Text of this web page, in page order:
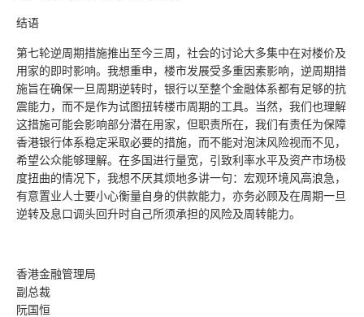
结语
第七轮逆周期措施推出至今三周，社会的讨论大多集中在对楼价及
用家的即时影响。我想重申，楼市发展受多重因素影响，逆周期措
施旨在确保一旦周期逆转时，银行以至整个金融体系都有足够的抗
震能力，而不是作为试图扭转楼市周期的工具。当然，我们也理解
这措施可能会影响部分潜在用家，但职责所在，我们有责任为保障
香港银行体系稳定采取必要的措施，而不能对泡沫风险视而不见，
希望公众能够理解。在多国进行量宽，引致利率水平及资产市场极
度扭曲的情况下，我想不厌其烦地多讲一句：宏观环境风高浪急，
有意置业人士要小心衡量自身的供款能力，亦务必顾及在周期一旦
逆转及息口调头回升时自己所须承担的风险及周转能力。
香港金融管理局
副总裁
阮国恒